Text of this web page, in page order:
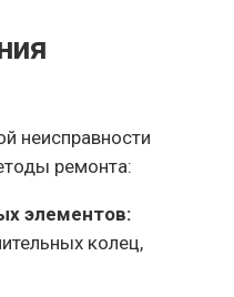
неисправности
ремонта:
элементов:
колец,